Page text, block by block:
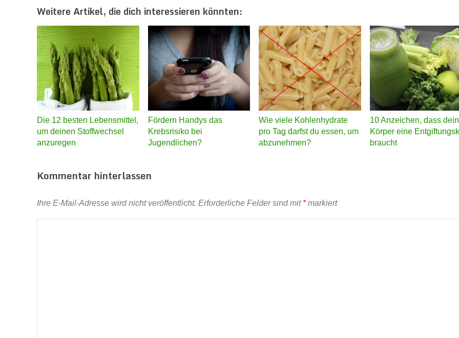
Weitere Artikel, die dich interessieren könnten:
Die 12 besten Lebensmittel,
um deinen Stoffwechsel
anzuregen
Fördern Handys das
Krebsrisiko bei
Jugendlichen?
Wie viele Kohlenhydrate
pro Tag darfst du essen, um
abzunehmen?
10 Anzeichen, dass dein
Körper eine
braucht
Kommentar hinterlassen
Ihre E-Mail-Adresse wird nicht veröffentlicht. Erforderliche Felder sind mit *markiert